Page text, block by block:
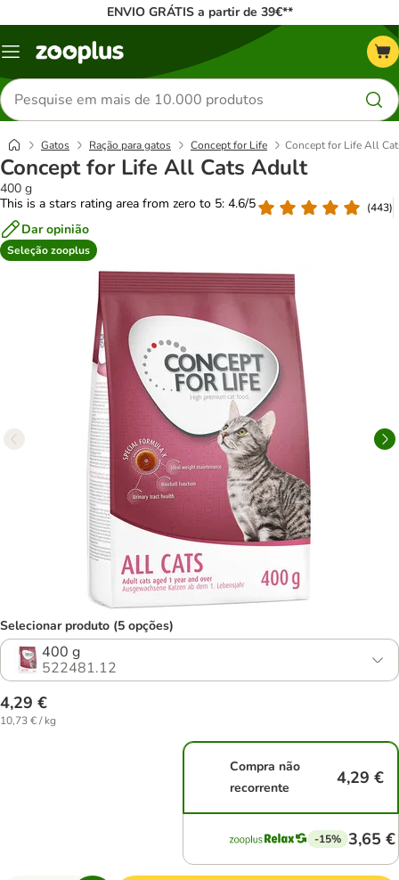
ENVIO GRÁTIS a partir de 39€**
Menu
Pesquisar
produtos
Gatos Ração para gatos Concept for Life Concept for Life All
Concept for Life All Cats Adult
400 g
This is a stars rating area from zero to 5: 4.6/5
(443)
Dar opinião
Seleção zooplus
Selecionar produto (5 opções)
400 g
522481.12
4,29 €
10,73 € / kg
Compra não
recorrente
4,29 €
-15% 3,65 €